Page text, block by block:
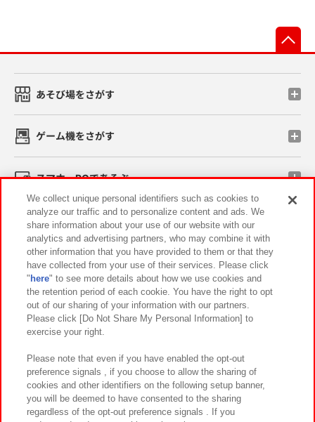
あそび場をさがす
ゲーム機をさがす
スマホ・PCであそぶ
イベント・キャンペーン
関連会社 サステナビリティ サイトポリシー
プライバシーポリシー ウェブアクセシビリティ方針と検証結果
お取引先さまとともに
カスタマーハラスメント対応方針 よくあるご質問・お問い合わせ
We collect unique personal identifiers such as cookies to
analyze our traffic and to personalize content and ads. We
share information about your use of our website with our
analytics and advertising partners, who may combine it with
other information that you have provided to them or that they
have collected from your use of their services. Please click
" here" to see more details about how we use cookies and
the retention period of each cookie. You have the right to opt
out of our sharing of your information with our partners.
Please click [Do Not Share My Personal Information] to
exercise your right.
Please note that even if you have enabled the opt-out
preference signals , if you choose to allow the sharing of
cookies and other identifiers on the following setup banner,
you will be deemed to have consented to the sharing
regardless of the opt-out preference signals . If you